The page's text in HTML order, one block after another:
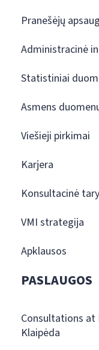
Pranešėjų
Administracinė
Statistiniai
Asmens
Viešieji pirkimai
Karjera
Konsultacinė
VMI strategija
Apklausos
PASLAUGOS
Consultations at
Klaipėda